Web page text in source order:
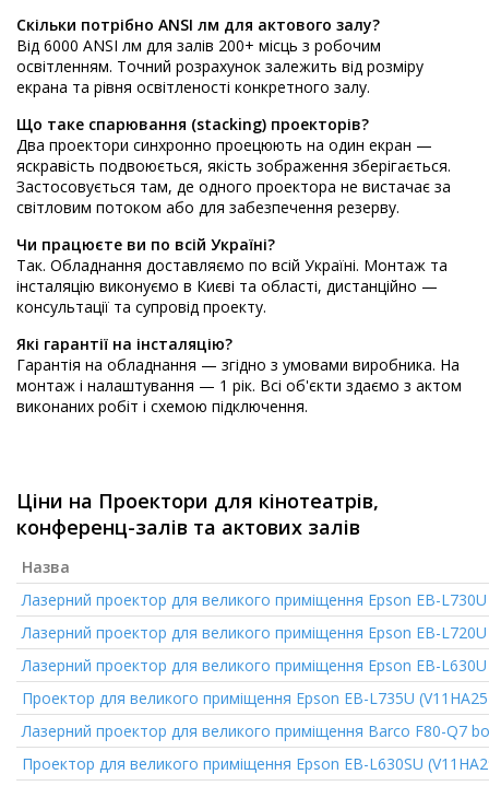
Скільки потрібно ANSI лм для актового залу?
Від 6000 ANSI лм для залів 200+ місць з робочим
освітленням. Точний розрахунок залежить від розміру
екрана та рівня освітленості конкретного залу.
Що таке спарювання (stacking) проекторів?
Два проектори синхронно проецюють на один екран —
яскравість подвоюється, якість зображення зберігається.
Застосовується там, де одного проектора не вистачає за
світловим потоком або для забезпечення резерву.
Чи працюєте ви по всій Україні?
Так. Обладнання доставляємо по всій Україні. Монтаж та
інсталяцію виконуємо в Києві та області, дистанційно —
консультації та супровід проекту.
Які гарантії на інсталяцію?
Гарантія на обладнання — згідно з умовами виробника. На
монтаж і налаштування — 1 рік. Всі об'єкти здаємо з актом
виконаних робіт і схемою підключення.
Ціни на Проектори для кінотеатрів,
конференц-залів та актових залів
Назва
Лазерний проектор для великого приміщення Epson EB-
Лазерний проектор для великого приміщення Epson EB-
Лазерний проектор для великого приміщення Epson EB-
Проектор для великого приміщення Epson EB-L735U
Лазерний проектор для великого приміщення Barco F80-Q7
Проектор для великого приміщення Epson EB-L630SU